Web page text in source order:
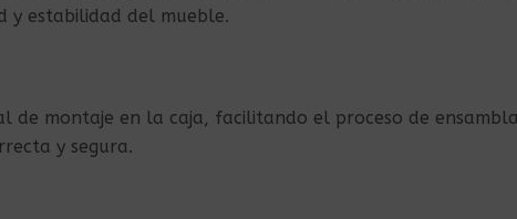
y estabilidad del mueble.
de montaje en la caja, facilitando el proceso de
y segura.